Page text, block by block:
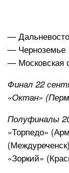
—
— Черноземье
— Московская
Финал 22
«Октан»
Полуфиналы
«Торпедо»
«Зоркий»